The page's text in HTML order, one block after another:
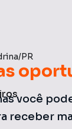
você
receber
/PR